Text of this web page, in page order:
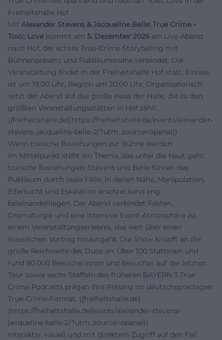
Freiheitshalle Hof
Mit Alexander Stevens & Jacqueline Belle: True Crime -
Toxic Love kommt am 5. Dezember 2026 ein Live-Abend
nach Hof, der echtes True-Crime-Storytelling mit
Bühnenpräsenz und Publikumsnähe verbindet. Die
Veranstaltung findet in der Freiheitshalle Hof statt; Einlass
ist um 19:00 Uhr, Beginn um 20:00 Uhr. Organisatorisch
setzt der Abend auf das große Haus der Halle, die zu den
größten Veranstaltungsstätten in Hof zählt.
([freiheitshalle.de](https://freiheitshalle.de/events/alexander-
stevens-jacqueline-belle-2/?utm_source=openai))
Wenn toxische Beziehungen zur Bühne werden
Im Mittelpunkt steht ein Thema, das unter die Haut geht:
toxische Beziehungen. Stevens und Belle führen das
Publikum durch reale Fälle, in denen Nähe, Manipulation,
Eifersucht und Eskalation erschreckend eng
beieinanderliegen. Der Abend verbindet Fakten,
Dramaturgie und eine intensive Event-Atmosphäre zu
einem Veranstaltungserlebnis, das weit über einen
klassischen Vortrag hinausgeht. Die Show knüpft an die
große Reichweite des Duos an: Über 100 Stationen und
rund 90.000 Besucherinnen und Besucher auf der letzten
Tour sowie sechs Staffeln des früheren BAYERN 3 True
Crime Podcasts prägen ihre Präsenz im deutschsprachigen
True-Crime-Format. ([freiheitshalle.de]
(https://freiheitshalle.de/events/alexander-stevens-
jacqueline-belle-2/?utm_source=openai))
Interaktiv, visuell und mit direktem Zugriff auf den Fall